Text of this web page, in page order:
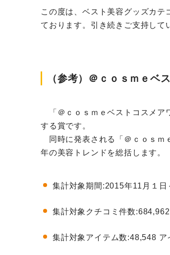
この度は、ベスト美容グッズカ
ております。引き続きご支持して
（参考）＠ｃｏｓｍｅベ
「＠ｃｏｓｍｅベストコスメア
する賞です。
同時に発表される「＠ｃｏｓｍ
年の美容トレンドを総括します。
集計対象期間:2015年11月１日
集計対象クチコミ件数
集計対象アイテム数:48,548 ア